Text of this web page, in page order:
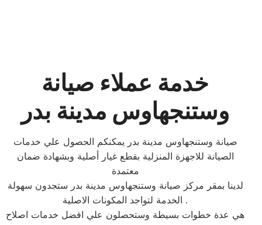
خدمة عملاء صيانة
وستنجهاوس مدينة بدر
صيانة وستنجهاوس مدينة بدر يمكنكم الحصول علي خدمات
الصيانة للاجهزة المنزلية بقطع غيار أصلية وبشهادة ضمان
معتمدة
لدينا بمقر مركز صيانة وستنجهاوس مدينة بدر ستجدون سهولة
الخدمة لتواجد المكونات الاصلية .
هي عدة خطوات بسيطة وستحصلون علي افضل خدمات اصلاح